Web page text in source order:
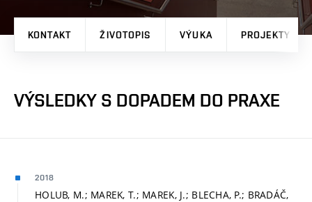
KONTAKT ŽIVOTOPIS VÝUKA PROJEKTY
VÝSLEDKY S DOPADEM DO PRAXE
2018
HOLUB, M.; MAREK, T.; MAREK, J.; BLECHA, P.; BRADÁČ,